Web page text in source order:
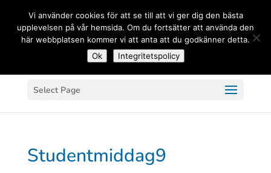
Select Page
Studentmiddag9
Vi använder cookies för att se till att vi ger dig den bästa
upplevelsen på vår hemsida. Om du fortsätter att använda den
här webbplatsen kommer vi att anta att du godkänner detta.
Ok
Integritetspolicy